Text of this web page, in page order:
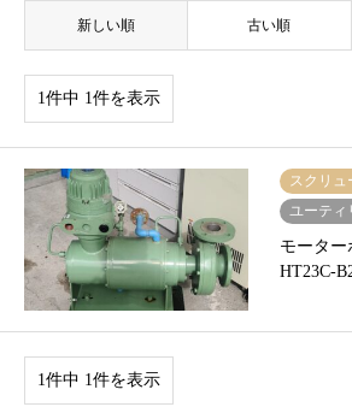
新しい順 古い順
1件中 1件を表示
スクリュ
ユーティ
モータ
HT23C-
1件中 1件を表示